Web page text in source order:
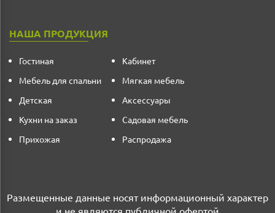
НАША ПРОДУКЦИЯ
Гостиная
Мебель для спальни
Детская
Кухни на заказ
Прихожая
Кабинет
Мягкая мебель
Аксессуары
Садовая мебель
Распродажа
Размещенные данные носят информационный характер